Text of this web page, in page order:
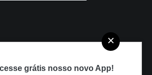
×
grátis nosso novo App!